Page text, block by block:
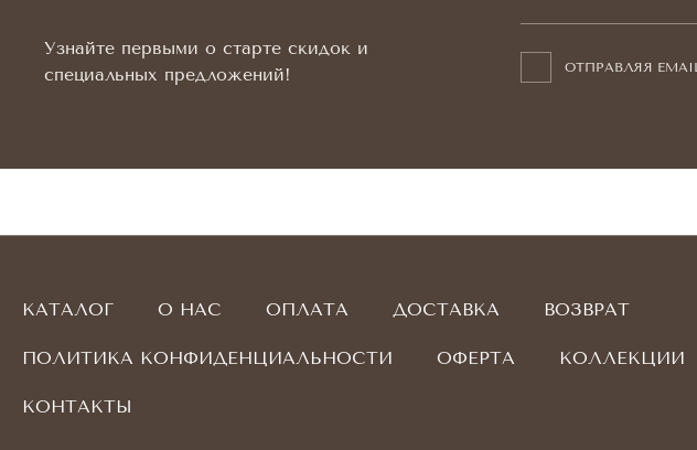
Узнайте первыми о старте скидок и
специальных предложений!
ОТПРАВЛЯЯ
КАТАЛОГ О НАС ОПЛАТА ДОСТАВКА ВОЗВРАТ
ПОЛИТИКА КОНФИДЕНЦИАЛЬНОСТИ ОФЕРТА КОЛЛЕКЦИИ
КОНТАКТЫ